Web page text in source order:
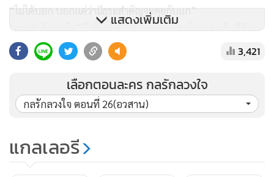
“ไม่ได้บอก บอกแค่ว่ามีธุระสำคัญจะคุยกับแก”
“ธุระสำคัญอะไร”บัวยิ้มเยาะ “หึ...คงจะมาขอโทษ ขอคืนดีกับ
ฉันล่ะสิ”
“แหม...แก เค้ารักแกนะ เมื่อไหร่แกจะใจอ่อน”
“คนอย่างฉันไม่มีวันใจอ่อนหรอก”
“งั้นฉันไปบอกให้เค้ากลับไปนะ”
“ไม่ต้อง...ให้เค้าเข้ามา”
“แกทำตามที่ฉันบอกแล้วกัน”
“ได้ค่ะ เจ้านาย”การ์ตูนออกไป
แสดงเพิ่มเติม
3,421
เลือกตอนละคร กลรักลวงใจ
กลรักลวงใจ ตอนที่ 26(อวสาน)
แกลเลอรี